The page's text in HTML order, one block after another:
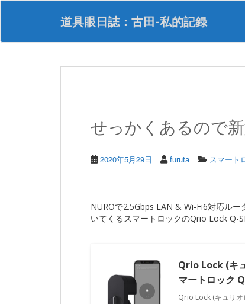
S
p
道具眼日誌：古田-私的記録
せっかくあるので
2020年5月29日 furuta スマート
NUROで2.5Gbps LAN & Wi-Fi6対応ルー
いてくるスマートロックのQrio Lock Q-
Qrio Lock (キ
マートロック
Qrio Lock (キュリオ